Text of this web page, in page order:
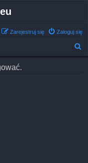
Zaloguj się
Zarejestruj się